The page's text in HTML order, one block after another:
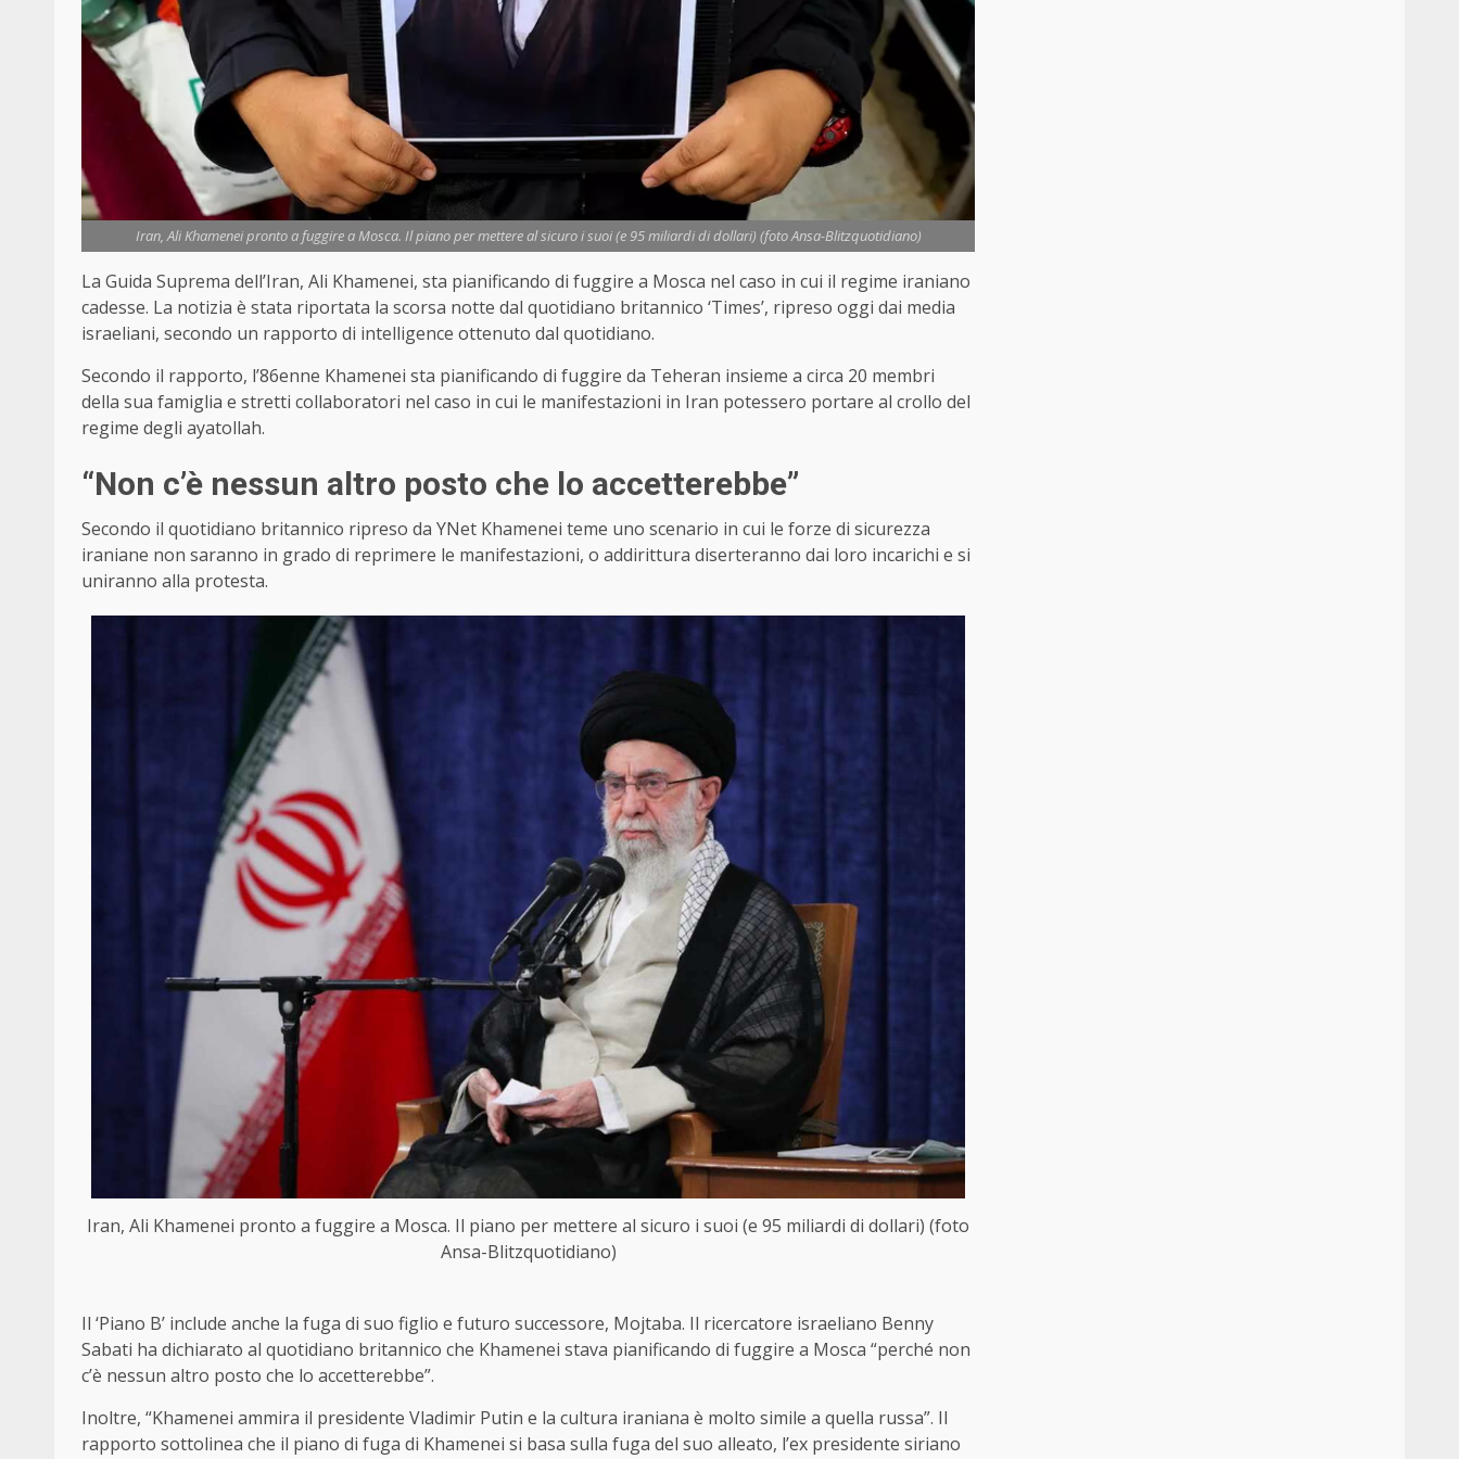
Iran, Ali Khamenei pronto a fuggire a Mosca. Il piano per mettere al sicuro i suoi (e 95 miliardi di dollari) (foto Ansa-Blitzquotidiano)
La Guida Suprema dell’Iran, Ali Khamenei, sta pianificando di fuggire a Mosca nel caso in cui il regime iraniano
cadesse. La notizia è stata riportata la scorsa notte dal quotidiano britannico ‘Times’, ripreso oggi dai media
israeliani, secondo un rapporto di intelligence ottenuto dal quotidiano.
Secondo il rapporto, l’86enne Khamenei sta pianificando di fuggire da Teheran insieme a circa 20 membri
della sua famiglia e stretti collaboratori nel caso in cui le manifestazioni in Iran potessero portare al crollo del
regime degli ayatollah.
“Non c’è nessun altro posto che lo accetterebbe”
Secondo il quotidiano britannico ripreso da YNet Khamenei teme uno scenario in cui le forze di sicurezza
iraniane non saranno in grado di reprimere le manifestazioni, o addirittura diserteranno dai loro incarichi e si
uniranno alla protesta.
Iran, Ali Khamenei pronto a fuggire a Mosca. Il piano per mettere al sicuro i suoi (e 95 miliardi di dollari) (foto
Ansa-Blitzquotidiano)
Il ‘Piano B’ include anche la fuga di suo figlio e futuro successore, Mojtaba. Il ricercatore israeliano Benny
Sabati ha dichiarato al quotidiano britannico che Khamenei stava pianificando di fuggire a Mosca “perché non
c’è nessun altro posto che lo accetterebbe”.
Inoltre, “Khamenei ammira il presidente Vladimir Putin e la cultura iraniana è molto simile a quella russa”. Il
rapporto sottolinea che il piano di fuga di Khamenei si basa sulla fuga del suo alleato, l’ex presidente siriano